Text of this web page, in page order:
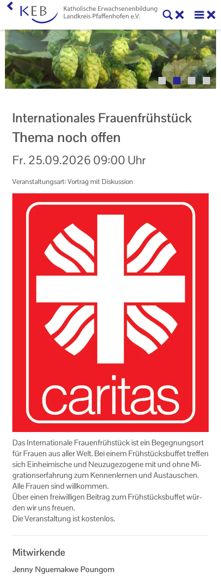
Internationales Frauenfrühstück
Thema noch offen
Fr. 25.09.2026 09:00 Uhr
Veranstaltungsart: Vortrag mit Diskussion
Das In­ter­na­tio­na­le Frau­en­früh­stück ist ein Be­geg­nungs­ort
für Frau­en aus aller Welt. Bei einem Früh­stücks­buf­fet tref­fen
sich Ein­hei­mi­sche und Neu­zu­ge­zo­ge­ne mit und ohne Mi­
gra­ti­ons­er­fah­rung zum Ken­nen­ler­nen und Aus­tau­schen.
Alle Frau­en sind will­kom­men.
Über einen frei­wil­li­gen Bei­trag zum Früh­stücks­buf­fet wür­
den wir uns freu­en.
Die Ver­an­stal­tung ist kos­ten­los.
Mitwirkende
Jenny Nguemakwe Poungom
Home
Veranstaltungen
KEB Pfaffenhofen
Ihr Kontakt zu uns
Impressum
Datenschutzerklärung